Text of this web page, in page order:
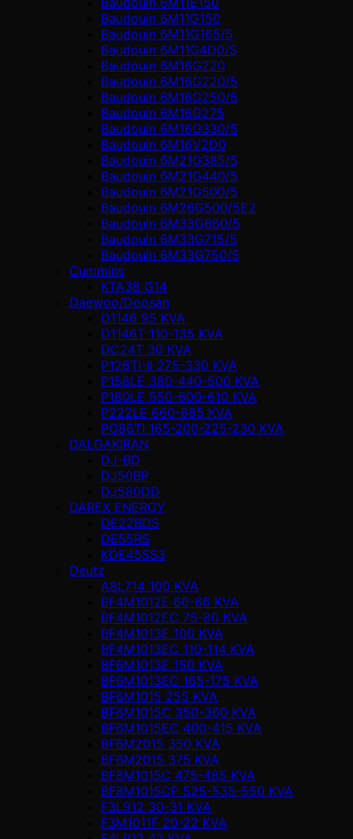
Baudouin 6M11G150
Baudouin 6M11G165/5
Baudouin 6M11G4D0/S
Baudouin 6M16G220
Baudouin 6M16G220/5
Baudouin 6M16G250/5
Baudouin 6M16G275
Baudouin 6M16G330/5
Baudouin 6M16V2D0
Baudouin 6M21G385/5
Baudouin 6M21G440/5
Baudouin 6M21G500/5
Baudouin 6M26G500/5E2
Baudouin 6M33G660/5
Baudouin 6M33G715/5
Baudouin 6M33G750/5
Cummins
KTA38 G14
Daewoo/Doosan
D1146 95 KVA
D1146T 110-135 KVA
DC24T 30 KVA
P126TI-II 275-330 KVA
P158LE 380-440-500 KVA
P180LE 550-600-610 KVA
P222LE 660-685 KVA
PO86TI 165-200-225-230 KVA
DALGAKIRAN
DJ-BD
DJ50BP
DJ580DD
DAREX ENERGY
DE22BDS
DE55RS
KDE45SS3
Deutz
A8L714 100 KVA
BF4M1012E 60-66 KVA
BF4M1012EC 75-80 KVA
BF4M1013E 100 KVA
BF4M1013EC 110-114 KVA
BF6M1013E 150 KVA
BF6M1013EC 165-175 KVA
BF6M1015 255 KVA
BF6M1015C 350-360 KVA
BF6M1015EC 400-415 KVA
BF6M2015 350 KVA
BF6M2015 375 KVA
BF8M1015C 475-485 KVA
BF8M1015CP 525-535-550 KVA
F3L912 30-31 KVA
F3M1011F 20-22 KVA